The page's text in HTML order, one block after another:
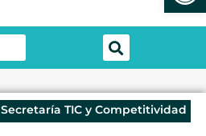
Secretaría TIC y Competitividad